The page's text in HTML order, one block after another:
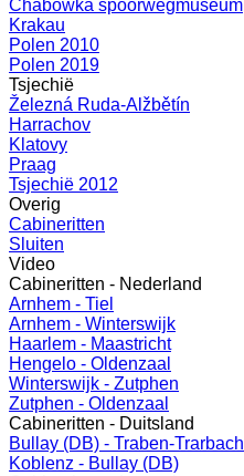
Chabówka spoorwegmuseum
Krakau
Polen 2010
Polen 2019
Tsjechië
Železná Ruda-Alžbětín
Harrachov
Klatovy
Praag
Tsjechië 2012
Overig
Cabineritten
Sluiten
Video
Cabineritten - Nederland
Arnhem - Tiel
Arnhem - Winterswijk
Haarlem - Maastricht
Hengelo - Oldenzaal
Winterswijk - Zutphen
Zutphen - Oldenzaal
Cabineritten - Duitsland
Bullay (DB) - Traben-Trarbach
Koblenz - Bullay (DB)